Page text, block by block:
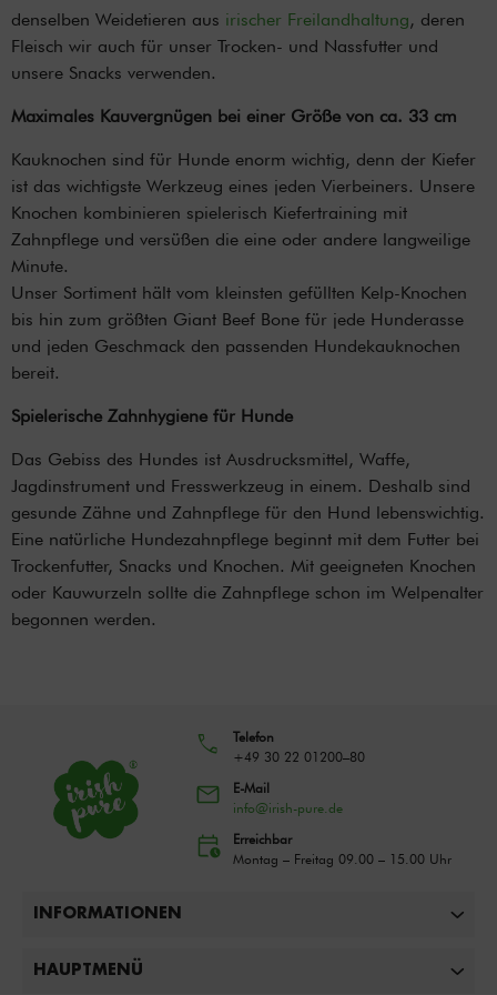
denselben Weidetieren aus irischer Freilandhaltung, deren
Fleisch wir auch für unser Trocken- und Nassfutter und
unsere Snacks verwenden.
Maximales Kauvergnügen bei einer Größe von ca. 33 cm
Kauknochen sind für Hunde enorm wichtig, denn der Kiefer
ist das wichtigste Werkzeug eines jeden Vierbeiners. Unsere
Knochen kombinieren spielerisch Kiefertraining mit
Zahnpflege und versüßen die eine oder andere langweilige
Minute.
Unser Sortiment hält vom kleinsten gefüllten Kelp-Knochen
bis hin zum größten Giant Beef Bone für jede Hunderasse
und jeden Geschmack den passenden Hundekauknochen
bereit.
Spielerische Zahnhygiene für Hunde
Das Gebiss des Hundes ist Ausdrucksmittel, Waffe,
Jagdinstrument und Fresswerkzeug in einem. Deshalb sind
gesunde Zähne und Zahnpflege für den Hund lebenswichtig.
Eine natürliche Hundezahnpflege beginnt mit dem Futter bei
Trockenfutter, Snacks und Knochen. Mit geeigneten Knochen
oder Kauwurzeln sollte die Zahnpflege schon im Welpenalter
begonnen werden.
Telefon
+49 30 22 01200–80
E-Mail
info@irish-pure.de
Erreichbar
Montag – Freitag 09.00 – 15.00 Uhr
INFORMATIONEN
HAUPTMENÜ